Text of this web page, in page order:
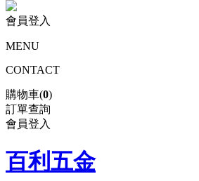
會員登入
MENU
CONTACT
購物車(0)
訂單查詢
會員登入
百利五金